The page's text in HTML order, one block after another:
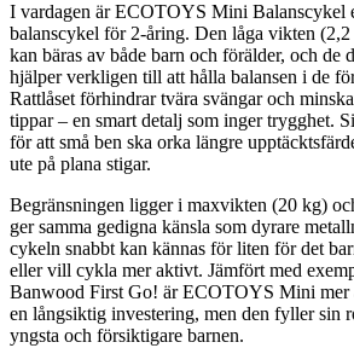
I vardagen är ECOTOYS Mini Balanscykel
balanscykel för 2-åring. Den låga vikten
kan bäras av både barn och förälder, och de
hjälper verkligen till att hålla balansen i de
Rattlåset förhindrar tvära svängar och
tippar – en smart detalj som inger trygghet.
för att små ben ska orka längre
ute på plana stigar.
Begränsningen ligger i maxvikten (20 kg)
ger samma gedigna känsla som dyrare
cykeln snabbt kan kännas för liten för det
eller vill cykla mer aktivt. Jämfört med
Banwood First Go! är ECOTOYS Mini mer
en långsiktig investering, men den fyller sin
yngsta och försiktigare barnen.